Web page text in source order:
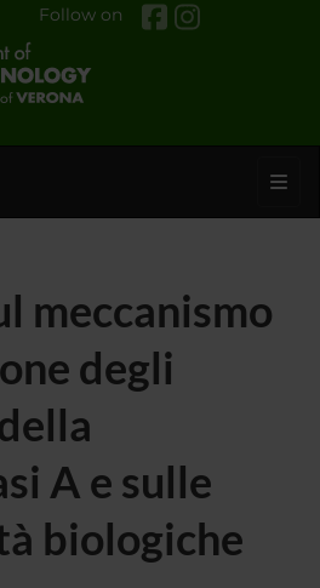
Follow on
meccanismo
degli
A e sulle
biologiche